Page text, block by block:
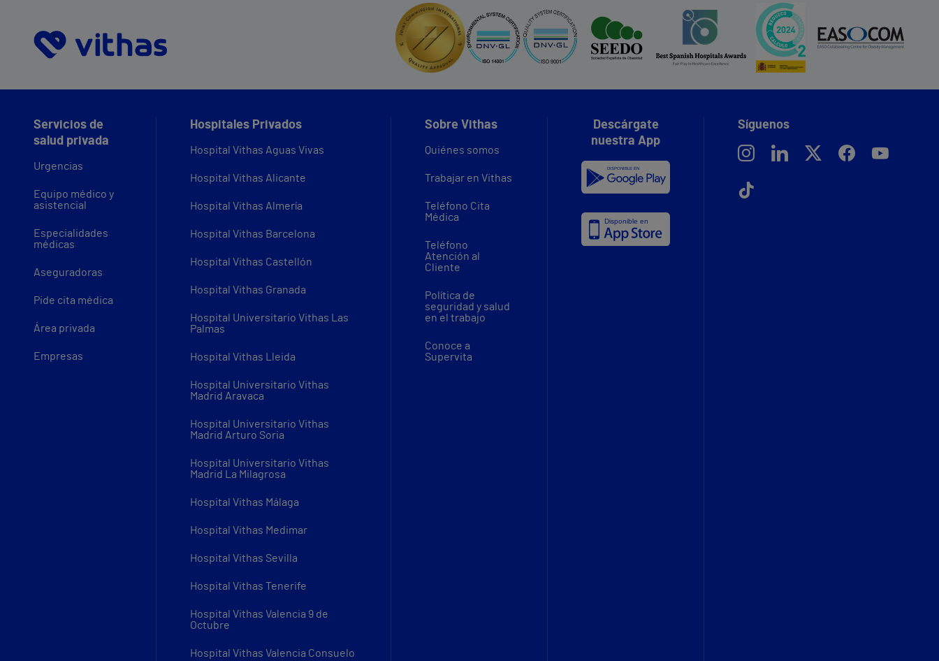
Servicios de
salud privada
Urgencias
Equipo médico y
asistencial
Especialidades
médicas
Aseguradoras
Pide cita médica
Área privada
Empresas
Hospitales Privados
Hospital Vithas Aguas Vivas
Hospital Vithas Alicante
Hospital Vithas Almería
Hospital Vithas Barcelona
Hospital Vithas Castellón
Hospital Vithas Granada
Hospital Universitario Vithas Las
Palmas
Hospital Vithas Lleida
Hospital Universitario Vithas
Madrid Aravaca
Hospital Universitario Vithas
Madrid Arturo Soria
Hospital Universitario Vithas
Madrid La Milagrosa
Hospital Vithas Málaga
Hospital Vithas Medimar
Hospital Vithas Sevilla
Hospital Vithas Tenerife
Hospital Vithas Valencia 9 de
Octubre
Hospital Vithas Valencia Consuelo
Sobre Vithas
Quiénes somos
Trabajar en Vithas
Teléfono Cita
Médica
Teléfono
Atención al
Cliente
Política de
seguridad y salud
en el trabajo
Conoce a
Supervita
Descárgate
nuestra App
Síguenos